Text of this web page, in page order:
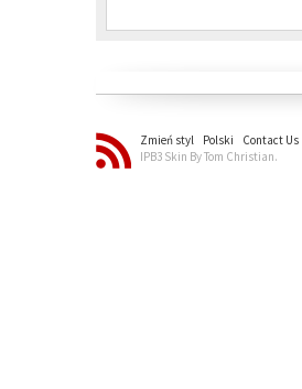
Zmień styl Polski Contact Us
IPB3 Skin By Tom Christian.